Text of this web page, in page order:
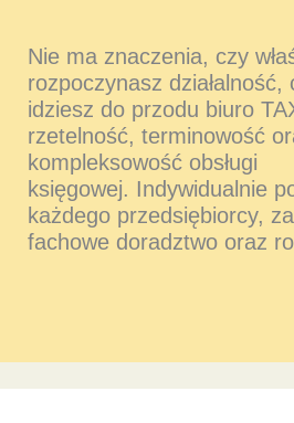
Nie ma znaczenia, czy
rozpoczynasz działalność,
idziesz do przodu biuro
rzetelność, terminowość
kompleksowość obsługi
księgowej. Indywidualnie
każdego przedsiębiorcy,
fachowe doradztwo oraz